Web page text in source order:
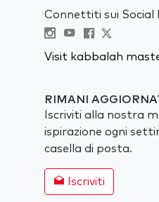
Connettiti sui Social
Visit kabbalah
RIMANI
Iscriviti alla nostra
ispirazione ogni
casella di posta.
Iscriviti